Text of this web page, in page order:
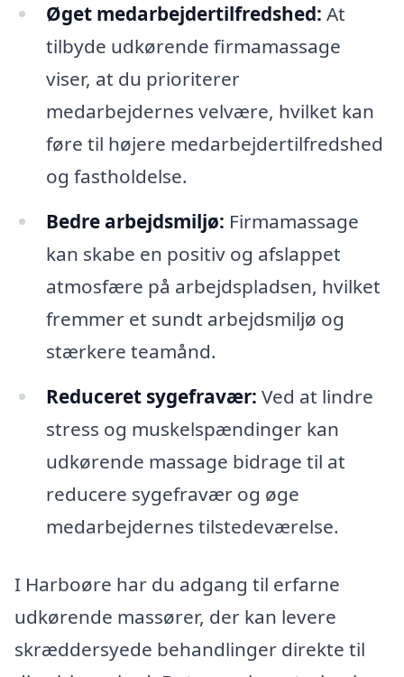
Øget medarbejdertilfredshed: At
tilbyde udkørende firmamassage
viser, at du prioriterer
medarbejdernes velvære, hvilket kan
føre til højere medarbejdertilfredshed
og fastholdelse.
Bedre arbejdsmiljø: Firmamassage
kan skabe en positiv og afslappet
atmosfære på arbejdspladsen, hvilket
fremmer et sundt arbejdsmiljø og
stærkere teamånd.
Reduceret sygefravær: Ved at lindre
stress og muskelspændinger kan
udkørende massage bidrage til at
reducere sygefravær og øge
medarbejdernes tilstedeværelse.
I Harboøre har du adgang til erfarne
udkørende massører, der kan levere
skræddersyede behandlinger direkte til